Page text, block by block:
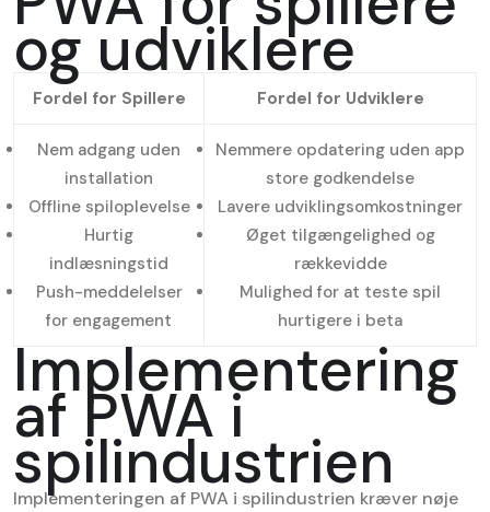
og udviklere
Fordel for Spillere Fordel for Udviklere
Nem adgang uden
installation
Offline spiloplevelse
Hurtig
indlæsningstid
Push-meddelelser
for engagement
Nemmere opdatering uden app
store godkendelse
Lavere udviklingsomkostninger
Øget tilgængelighed og
rækkevidde
Mulighed for at teste spil
hurtigere i beta
Implementering
af PWA i
spilindustrien
Implementeringen af PWA i spilindustrien kræver nøje